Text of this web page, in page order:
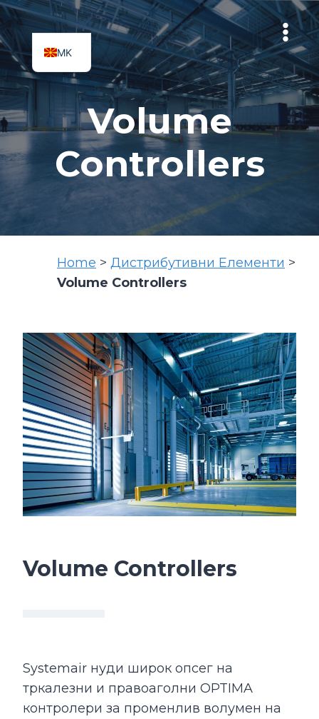
Skip
to
content
Volume
Controllers
Home > Дистрибутивни Елементи >
Volume Controllers
Volume Controllers
Systemair нуди широк опсег на
тркалезни и правоаголни OPTIMA
контролери за променлив волумен на
MK
SQ